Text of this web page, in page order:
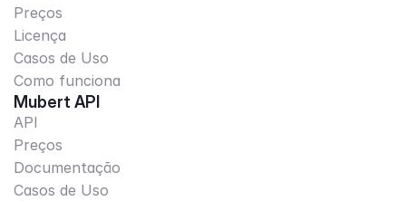
Preços
Licença
Casos de Uso
Como funciona
Mubert API
API
Preços
Documentação
Casos de Uso